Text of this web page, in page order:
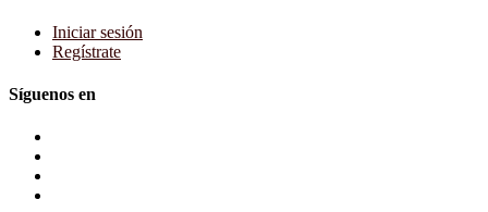
Iniciar sesión
Regístrate
Síguenos en